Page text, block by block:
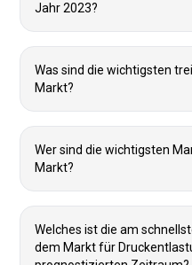
Jahr 2023?
Was sind die wichtigsten
Markt?
Wer sind die wichtigsten
Markt?
Welches ist die am
dem Markt für